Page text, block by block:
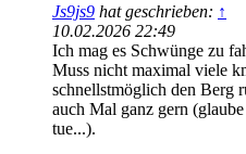
Js9js9 hat geschrieben: ↑
10.02.2026 22:49
Ich mag es Schwünge zu
Muss nicht maximal viele
schnellstmöglich den Berg
auch Mal ganz gern
tue...).